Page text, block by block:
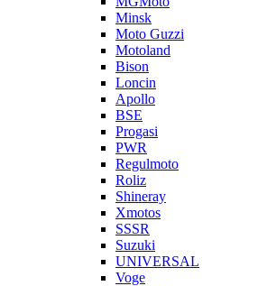
Minsk
Moto Guzzi
Motoland
Bison
Loncin
Apollo
BSE
Progasi
PWR
Regulmoto
Roliz
Shineray
Xmotos
SSSR
Suzuki
UNIVERSAL
Voge